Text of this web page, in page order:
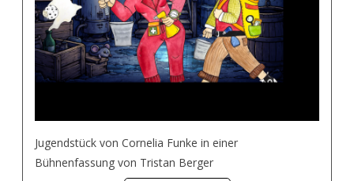
Jugendstück von Cornelia Funke in einer
Bühnenfassung von Tristan Berger